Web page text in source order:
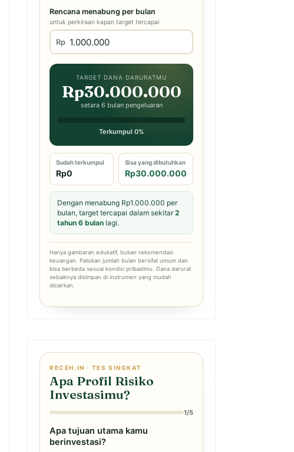
Rencana menabung per bulan
untuk perkiraan kapan target tercapai
Rp
TARGET DANA DARURATMU
Rp30.000.000
setara 6 bulan pengeluaran
Terkumpul 0%
Sudah terkumpul
Rp0
Sisa yang dibutuhkan
Rp30.000.000
Dengan menabung Rp1.000.000 per
bulan, target tercapai dalam sekitar2
tahun 6 bulan lagi.
Hanya gambaran edukatif, bukan rekomendasi
keuangan. Patokan jumlah bulan bersifat umum dan
bisa berbeda sesuai kondisi pribadimu. Dana darurat
sebaiknya disimpan di instrumen yang mudah
dicairkan.
RECEH.IN · TES SINGKAT
Apa Profil Risiko
Investasimu?
1/5
Apa tujuan utama kamu
berinvestasi?